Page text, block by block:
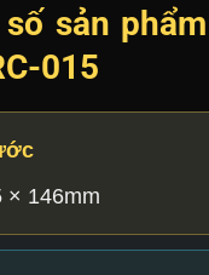
sản
015
× 146mm